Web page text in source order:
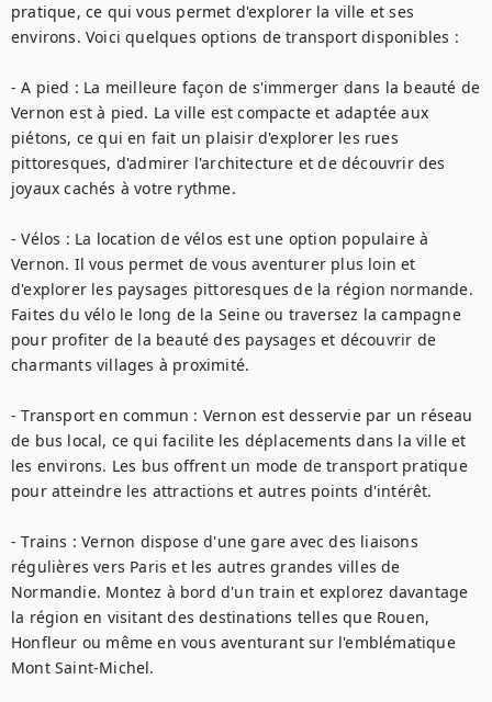
pratique, ce qui vous permet d'explorer la ville et ses
environs. Voici quelques options de transport disponibles :
- A pied : La meilleure façon de s'immerger dans la beauté de
Vernon est à pied. La ville est compacte et adaptée aux
piétons, ce qui en fait un plaisir d'explorer les rues
pittoresques, d'admirer l'architecture et de découvrir des
joyaux cachés à votre rythme.
- Vélos : La location de vélos est une option populaire à
Vernon. Il vous permet de vous aventurer plus loin et
d'explorer les paysages pittoresques de la région normande.
Faites du vélo le long de la Seine ou traversez la campagne
pour profiter de la beauté des paysages et découvrir de
charmants villages à proximité.
- Transport en commun : Vernon est desservie par un réseau
de bus local, ce qui facilite les déplacements dans la ville et
les environs. Les bus offrent un mode de transport pratique
pour atteindre les attractions et autres points d'intérêt.
- Trains : Vernon dispose d'une gare avec des liaisons
régulières vers Paris et les autres grandes villes de
Normandie. Montez à bord d'un train et explorez davantage
la région en visitant des destinations telles que Rouen,
Honfleur ou même en vous aventurant sur l'emblématique
Mont Saint-Michel.